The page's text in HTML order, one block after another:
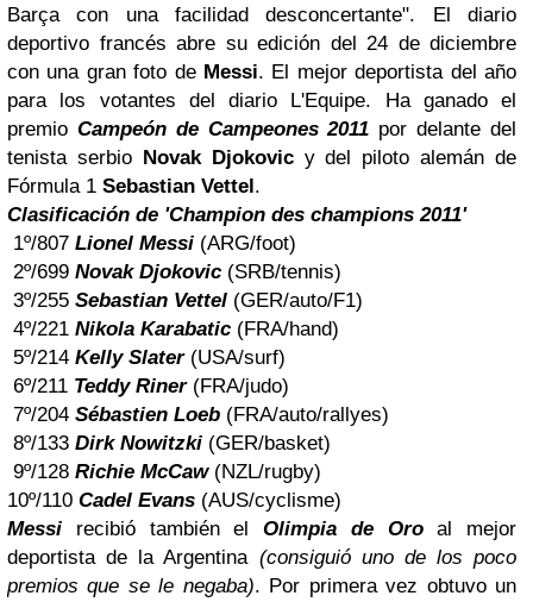
Barça con una facilidad desconcertante". El diario
deportivo francés abre su edición del 24 de diciembre
con una gran foto de Messi. El mejor deportista del año
para los votantes del diario L'Equipe. Ha ganado el
premio Campeón de Campeones 2011 por delante del
tenista serbio Novak Djokovicy del piloto alemán de
Fórmula 1 Sebastian Vettel.
Clasificación de 'Champion des champions 2011'
1º/807 Lionel Messi (ARG/foot)
2º/699 Novak Djokovic (SRB/tennis)
3º/255 Sebastian Vettel (GER/auto/F1)
4º/221 Nikola Karabatic (FRA/hand)
5º/214 Kelly Slater(USA/surf)
6º/211 Teddy Riner(FRA/judo)
7º/204 Sébastien Loeb (FRA/auto/rallyes)
8º/133 Dirk Nowitzki (GER/basket)
9º/128 Richie McCaw(NZL/rugby)
10º/110 Cadel Evans (AUS/cyclisme)
Messi recibió también el Olimpia de Oroal mejor
deportista de la Argentina (consiguió uno de los poco
premios que se le negaba). Por primera vez obtuvo un